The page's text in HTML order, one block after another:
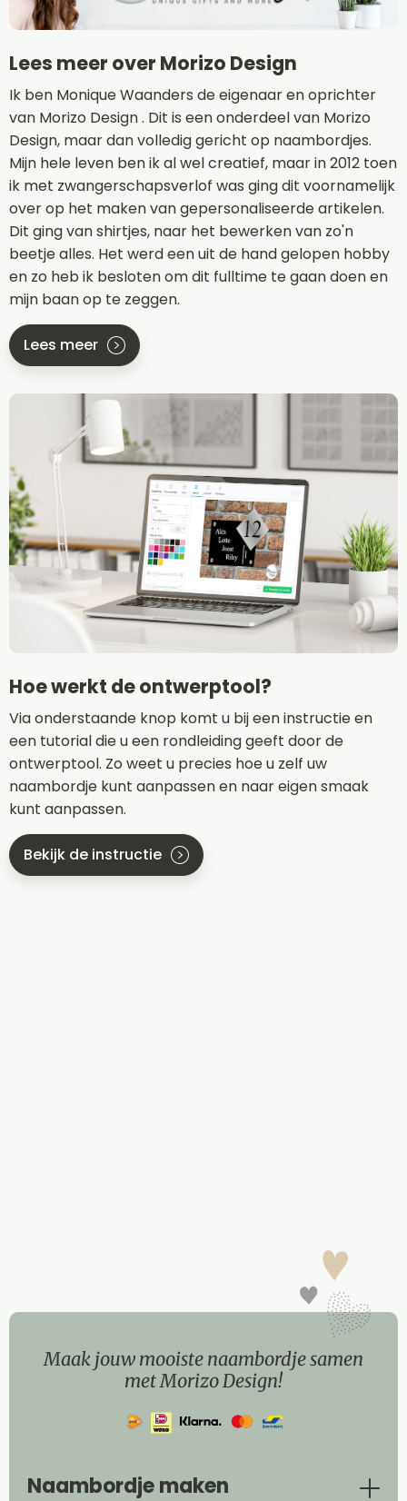
Lees meer over Morizo Design
Ik ben Monique Waanders de eigenaar en oprichter
van Morizo Design . Dit is een onderdeel van Morizo
Design, maar dan volledig gericht op naambordjes.
Mijn hele leven ben ik al wel creatief, maar in 2012 toen
ik met zwangerschapsverlof was ging dit voornamelijk
over op het maken van gepersonaliseerde artikelen.
Dit ging van shirtjes, naar het bewerken van zo'n
beetje alles. Het werd een uit de hand gelopen hobby
en zo heb ik besloten om dit fulltime te gaan doen en
mijn baan op te zeggen.
Lees meer
Hoe werkt de ontwerptool?
Via onderstaande knop komt u bij een instructie en
een tutorial die u een rondleiding geeft door de
ontwerptool. Zo weet u precies hoe u zelf uw
naambordje kunt aanpassen en naar eigen smaak
kunt aanpassen.
Bekijk de instructie
Maak jouw mooiste naambordje samen
met Morizo Design!
Naambordje maken